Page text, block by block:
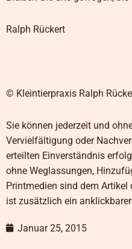
Ralph Rückert
© Kleintierpraxis Ralph
Sie können jederzeit und
Vervielfältigung oder
erteilten Einverständnis
ohne Weglassungen,
Printmedien sind dem
ist zusätzlich ein
Januar 25, 2015